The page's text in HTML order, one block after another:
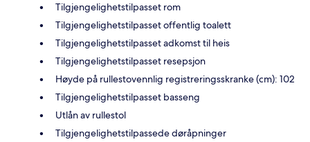
Tilgjengelighetstilpasset rom
Tilgjengelighetstilpasset offentlig toalett
Tilgjengelighetstilpasset adkomst til heis
Tilgjengelighetstilpasset resepsjon
Høyde på rullestovennlig registreringsskranke (cm): 102
Tilgjengelighetstilpasset basseng
Utlån av rullestol
Tilgjengelighetstilpassede døråpninger